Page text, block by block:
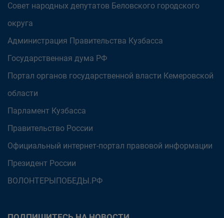
Совет народных депутатов Беловского городского
округа
Администрация Правительства Кузбасса
Государственная дума РФ
Портал органов государственной власти Кемеровской
области
Парламент Кузбасса
Правительство России
Официальный интернет-портал правовой информации
Президент России
ВОЛОНТЕРЫПОБЕДЫ.РФ